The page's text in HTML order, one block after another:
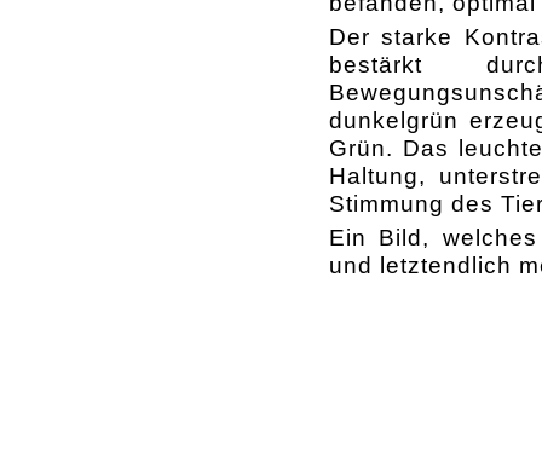
Der starke
bestärkt
dunkelgrün
Grün. Das
Haltung,
Stimmung des
Ein Bild,
und letztendlich